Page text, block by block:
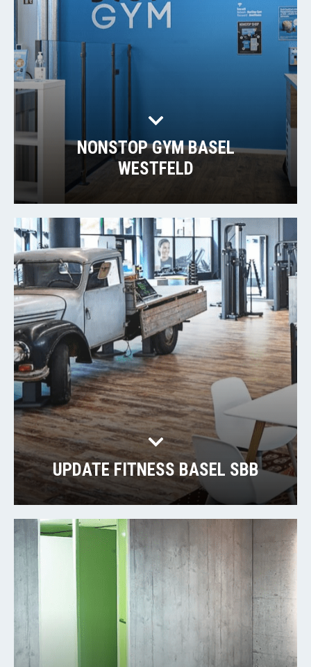
NONSTOP GYM BASEL
WESTFELD
UPDATE FITNESS BASEL SBB